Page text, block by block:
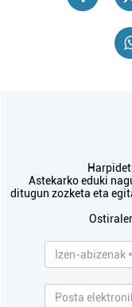
Astekarko eduki
ditugun zozketa eta